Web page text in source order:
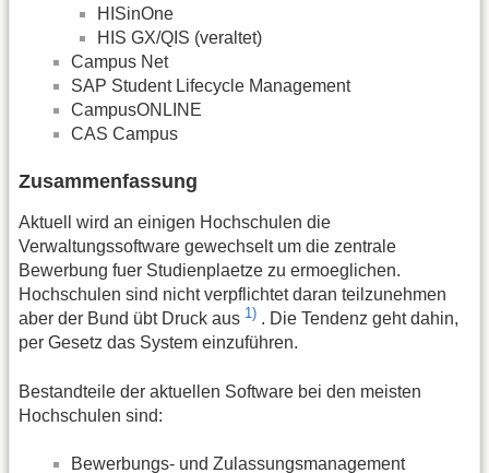
HISinOne
HIS GX/QIS (veraltet)
Campus Net
SAP Student Lifecycle Management
CampusONLINE
CAS Campus
Zusammenfassung
Aktuell wird an einigen Hochschulen die
Verwaltungssoftware gewechselt um die zentrale
Bewerbung fuer Studienplaetze zu ermoeglichen.
Hochschulen sind nicht verpflichtet daran teilzunehmen
aber der Bund übt Druck aus 1) . Die Tendenz geht dahin,
per Gesetz das System einzuführen.
Bestandteile der aktuellen Software bei den meisten
Hochschulen sind:
Bewerbungs- und Zulassungsmanagement